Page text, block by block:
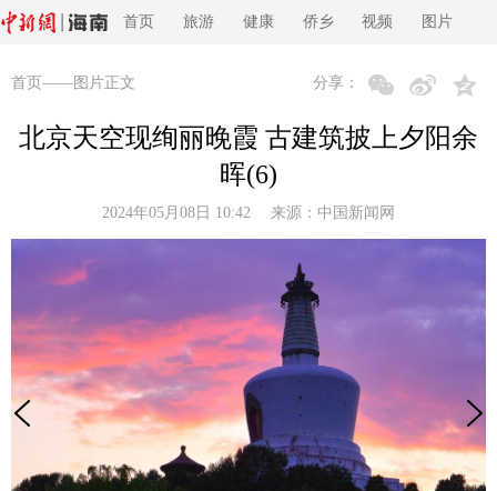
首页 旅游 健康 侨乡 视频 图片
首页 ——图片正文 分享：
北京天空现绚丽晚霞 古建筑披上夕阳余
晖(6)
2024年05月08日 10:42 来源： 中国新闻网